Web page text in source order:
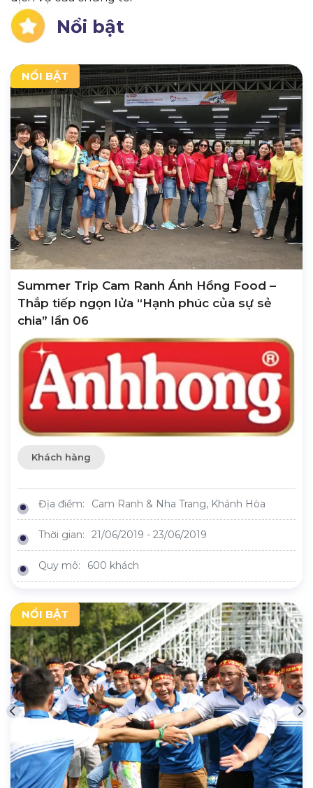
Nổi bật
NỔI BẬT
Summer Trip Cam Ranh Ánh Hồng Food –
Thắp tiếp ngọn lửa “Hạnh phúc của sự sẻ
chia” lần 06
Khách hàng
Địa điểm: Cam Ranh & Nha Trang, Khánh Hòa
Thời gian: 21/06/2019 - 23/06/2019
Quy mô: 600 khách
NỔI BẬT